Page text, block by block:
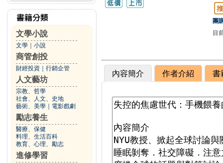
文學小說
文學 小說
商管創投
財經投資 行銷企管
人文藝坊
宗教、哲學
社會、人文、史地
藝術、美學
電影戲劇
勵志養生
醫療、保健
料理、生活百科
教育、心理、勵志
進修學習
團
目
內容簡介 作者介紹 書